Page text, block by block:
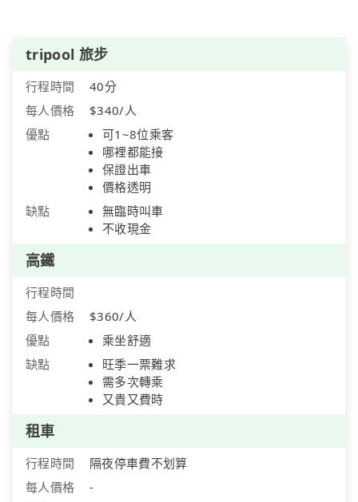
tripool 旅步
行程時間
40分
每人價格
$340/人
優點
可1~8位乘客
哪裡都能接
保證出車
價格透明
缺點
無臨時叫車
不收現金
高鐵
行程時間
每人價格
$360/人
優點
乘坐舒適
缺點
旺季一票難求
需多次轉乘
又貴又費時
租車
行程時間
隔夜停車費不划算
每人價格
-